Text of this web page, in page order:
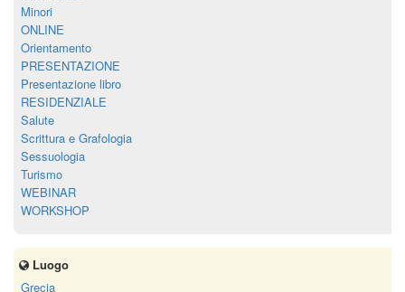
Minori
ONLINE
Orientamento
PRESENTAZIONE
Presentazione libro
RESIDENZIALE
Salute
Scrittura e Grafologia
Sessuologia
Turismo
WEBINAR
WORKSHOP
Luogo
Grecia